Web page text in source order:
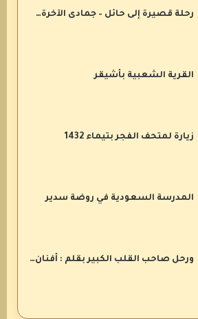
رحلة قصيرة إلى حائل – جمادى الآخرة…
القرية الشعبية بأشيقر
زيارة لمتحف الفجر بتيماء 1432
المدرسة السعودية في روضة سدير
ورحل صاحب القلب الكبير بقلم : أفنان…